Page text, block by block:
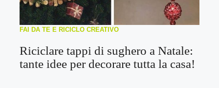
FAI DA TE E RICICLO CREATIVO
Riciclare tappi di sughero a Natale:
tante idee per decorare tutta la casa!